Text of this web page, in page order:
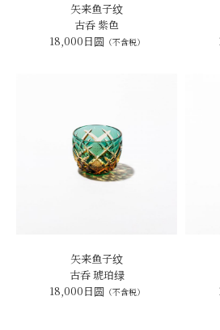
矢来鱼子纹
古呑 紫色
18,000日圆 （不含税）
矢来鱼子纹
古呑 琥珀绿
18,000日圆 （不含税）